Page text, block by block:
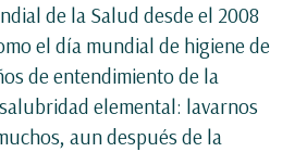
de la Salud desde el 2008
el día mundial de higiene de
de entendimiento de la
elemental: lavarnos
aun después de la